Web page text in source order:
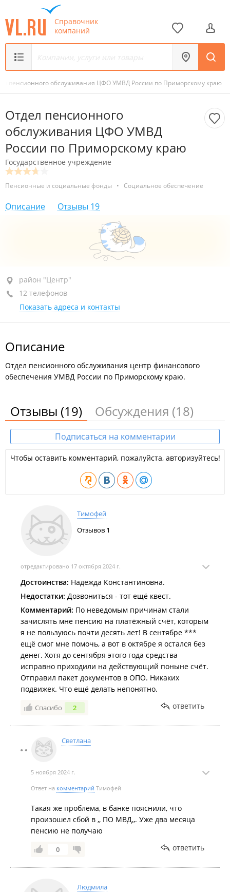
Справочник
компаний
пенсионного обслуживания ЦФО УМВД России по Приморскому краю
Отдел пенсионного
обслуживания ЦФО УМВД
России по Приморскому краю
Государственное учреждение
Пенсионные и социальные фонды • Социальное обеспечение
Описание Отзывы 19
район "Центр", ул. Светланская, 7
+7 (423) 249-04-75
+7 (423) 249-04-77начальник
+7 (423) 249-04-79
+7 (423) 249-04-78
+7 (423) 249-04-76
+7 (423) 249-04-73
+7 (423) 249-04-72
+7 (423) 249-04-71
+7 (423) 249-04-81
сегодня закрыто
район "Центр"
12 телефонов
Показать адреса и контакты
Описание
Отдел пенсионного обслуживания центр финансового
обеспечения УМВД России по Приморскому краю.
Отзывы (19) Обсуждения (18)
Подписаться на комментарии
Чтобы оставить комментарий, пожалуйста, авторизуйтесь!
Тимофей
Отзывов 1
отредактировано 17 октября 2024 г.
Достоинства: Надежда Константиновна.
Недостатки: Дозвониться - тот ещё квест.
Комментарий: По неведомым причинам стали
зачислять мне пенсию на платёжный счёт, которым
я не пользуюсь почти десять лет! В сентябре ***
ещё смог мне помочь, а вот в октябре я остался без
денег. Хотя до сентября этого года средства
исправно приходили на действующий поныне счёт.
Отправил пакет документов в ОПО. Никаких
подвижек. Что ещё делать непонятно.
Спасибо 2 ответить
Светлана
5 ноября 2024 г.
Ответ на комментарий Тимофей
Такая же проблема, в банке пояснили, что
произошел сбой в ,, ПО МВД,,. Уже два месяца
пенсию не получаю
0 ответить
Людмила